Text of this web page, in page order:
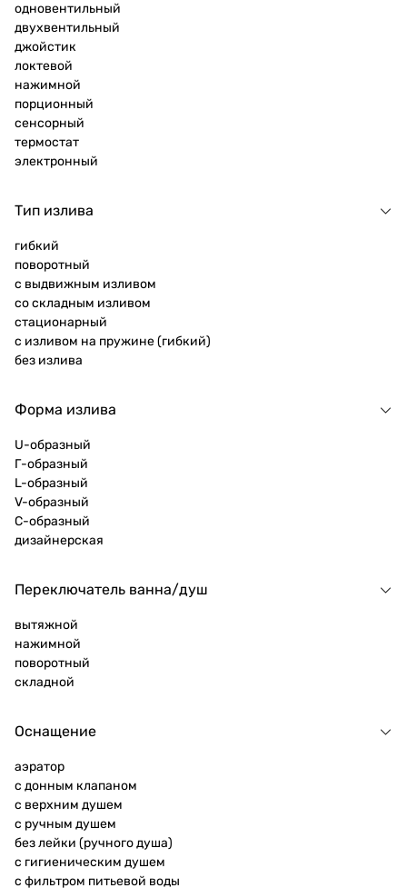
одновентильный
двухвентильный
джойстик
локтевой
нажимной
порционный
сенсорный
термостат
электронный
Тип излива
гибкий
поворотный
с выдвижным изливом
со складным изливом
стационарный
с изливом на пружине (гибкий)
без излива
Форма излива
U-образный
Г-образный
L-образный
V-образный
C-образный
дизайнерская
Переключатель ванна/душ
вытяжной
нажимной
поворотный
складной
Оснащение
аэратор
с донным клапаном
с верхним душем
с ручным душем
без лейки (ручного душа)
с гигиеническим душем
с фильтром питьевой воды